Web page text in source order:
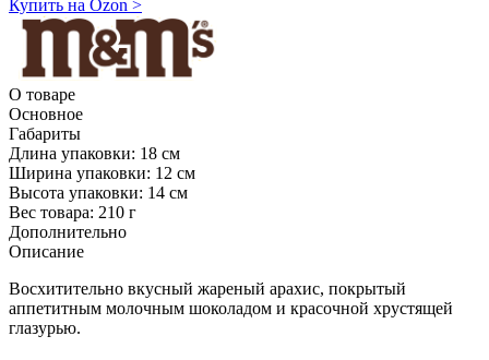
Купить на Ozon >
О товаре
Основное
Габариты
Длина упаковки: 18 см
Ширина упаковки: 12 см
Высота упаковки: 14 см
Вес товара: 210 г
Дополнительно
Описание
Восхитительно вкусный жареный арахис, покрытый
аппетитным молочным шоколадом и красочной хрустящей
глазурью.